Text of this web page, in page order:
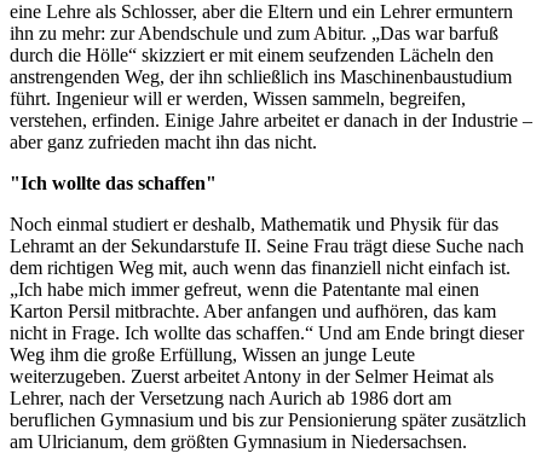
eine Lehre als Schlosser, aber die Eltern und ein Lehrer ermuntern
ihn zu mehr: zur Abendschule und zum Abitur. „Das war barfuß
durch die Hölle“ skizziert er mit einem seufzenden Lächeln den
anstrengenden Weg, der ihn schließlich ins Maschinenbaustudium
führt. Ingenieur will er werden, Wissen sammeln, begreifen,
verstehen, erfinden. Einige Jahre arbeitet er danach in der Industrie –
aber ganz zufrieden macht ihn das nicht.
"Ich wollte das schaffen"
Noch einmal studiert er deshalb, Mathematik und Physik für das
Lehramt an der Sekundarstufe II. Seine Frau trägt diese Suche nach
dem richtigen Weg mit, auch wenn das finanziell nicht einfach ist.
„Ich habe mich immer gefreut, wenn die Patentante mal einen
Karton Persil mitbrachte. Aber anfangen und aufhören, das kam
nicht in Frage. Ich wollte das schaffen.“ Und am Ende bringt dieser
Weg ihm die große Erfüllung, Wissen an junge Leute
weiterzugeben. Zuerst arbeitet Antony in der Selmer Heimat als
Lehrer, nach der Versetzung nach Aurich ab 1986 dort am
beruflichen Gymnasium und bis zur Pensionierung später zusätzlich
am Ulricianum, dem größten Gymnasium in Niedersachsen.